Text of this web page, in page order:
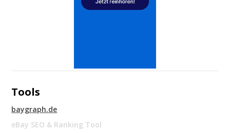
Tools
baygraph.de
eBay SEO & Ranking Tool